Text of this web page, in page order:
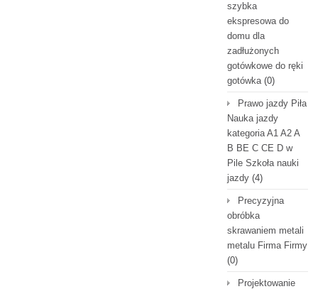
szybka
ekspresowa do
domu dla
zadłużonych
gotówkowe do ręki
gotówka(0)
Prawo jazdy Piła
Nauka jazdy
kategoria A1 A2 A
B BE C CE D‎ w
Pile Szkoła nauki
jazdy (4)
Precyzyjna
obróbka
skrawaniem metali
metalu Firma Firmy
(0)
Projektowanie